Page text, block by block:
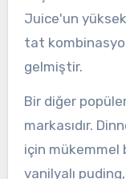
Juice'un
tat
gelmiştir.
Bir diğer
markasıdır.
için mükemmel
vanilyalı